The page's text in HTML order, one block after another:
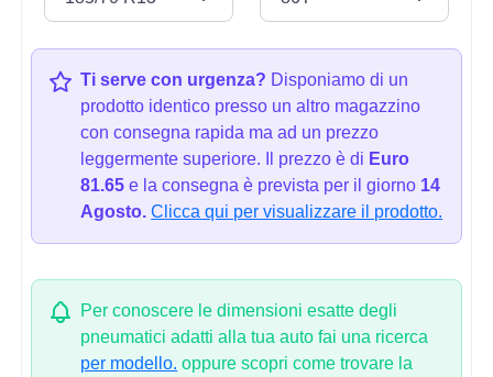
Ti serve con urgenza? Disponiamo di un
prodotto identico presso un altro magazzino
con consegna rapida ma ad un prezzo
leggermente superiore. Il prezzo è di Euro
81.65 e la consegna è prevista per il giorno 14
Agosto. Clicca qui per visualizzare il prodotto.
Per conoscere le dimensioni esatte degli
pneumatici adatti alla tua auto fai una ricerca
per modello. oppure scopri come trovare la